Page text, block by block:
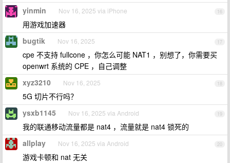
16
yinmin Nov 16, 2025 via iPhone
用游戏加速器
17
bugtik Nov 16, 2025
cpe 不支持 fullcone ，你怎么可能 NAT1 ，别想了，你需要买
openwrt 系统的 CPE ，自己调整
18
xyz3210 Nov 16, 2025
5G 切片不行吗？
19
ysxb1145 Nov 16, 2025 via Android
我的联通移动流量都是 nat4 ，流量就是 nat4 锁死的
20
allplay Nov 16, 2025 via Android
游戏卡顿和 nat 无关